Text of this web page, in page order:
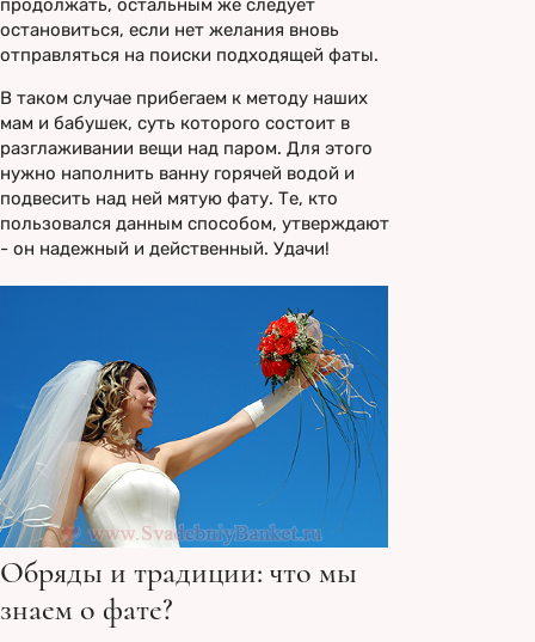
продолжать, остальным же следует
остановиться, если нет желания вновь
отправляться на поиски подходящей фаты.
В таком случае прибегаем к методу наших
мам и бабушек, суть которого состоит в
разглаживании вещи над паром. Для этого
нужно наполнить ванну горячей водой и
подвесить над ней мятую фату. Те, кто
пользовался данным способом, утверждают
- он надежный и действенный. Удачи!
Обряды и традиции: что мы
знаем о фате?